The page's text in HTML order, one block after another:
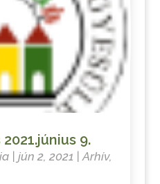
9.
| jún 2, 2021 |Arhív,